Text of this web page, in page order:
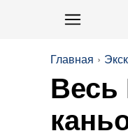
Главная
Весь